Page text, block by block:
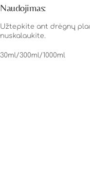
Naudojimas:
Užtepkite ant drėgnų
nuskalaukite.
30ml/300ml/1000ml